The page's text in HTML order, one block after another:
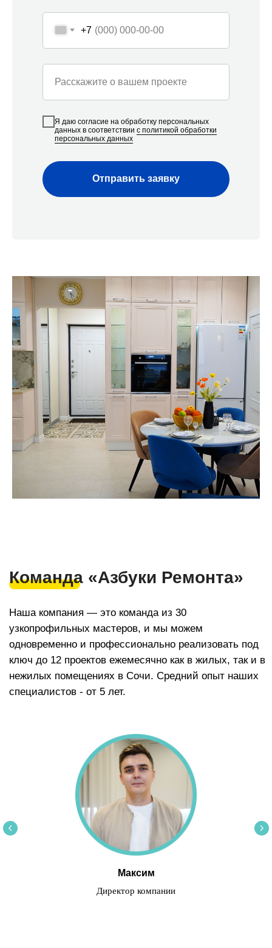
+7
Расскажите о вашем проекте
Я даю согласие на обработку персональных
данных в соответствии с политикой обработки
персональных данных
Отправить заявку
нежилых помещениях в Сочи. Средний опыт наших
специалистов - от 5 лет.
Максим
Директор компании
г. Cочи, с/т Фронтовик , Транспортная 3
Строительная компания
«Азбука Ремонта»
+7(918) 616 53 53
вопросам по ремонту квартир, домов, офисов
и другой недвижимости
ar123r@mail.ru